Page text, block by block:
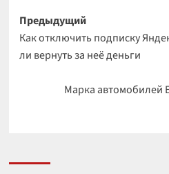
Навигация
записи
Предыдущий
Как отключить подписку
ли вернуть за неё деньги
Марка автомобилей